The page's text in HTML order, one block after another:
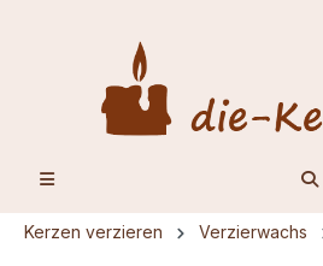
Kerzen verzieren Verzierwachs